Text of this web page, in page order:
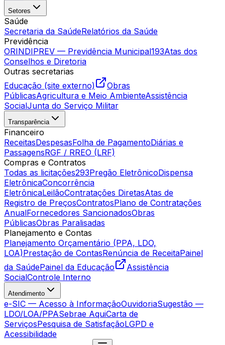
Setores
Saúde
Secretaria da SaúdeRelatórios da Saúde
Previdência
ORINDIPREV — Previdência Municipal193Atas dos
Conselhos e Diretoria
Outras secretarias
Educação (site externo)
Obras
PúblicasAgricultura e Meio AmbienteAssistência
SocialJunta do Serviço Militar
Transparência
Financeiro
ReceitasDespesasFolha de PagamentoDiárias e
PassagensRGF / RREO (LRF)
Compras e Contratos
Todas as licitações293Pregão EletrônicoDispensa
EletrônicaConcorrência
EletrônicaLeilãoContratações DiretasAtas de
Registro de PreçosContratosPlano de Contratações
AnualFornecedores SancionadosObras
PúblicasObras Paralisadas
Planejamento e Contas
Planejamento Orçamentário (PPA, LDO,
LOA)Prestação de ContasRenúncia de ReceitaPainel
da SaúdePainel da Educação
Assistência
SocialControle Interno
Atendimento
e-SIC — Acesso à InformaçãoOuvidoriaSugestão —
LDO/LOA/PPASebrae AquiCarta de
ServiçosPesquisa de SatisfaçãoLGPD e
Acessibilidade